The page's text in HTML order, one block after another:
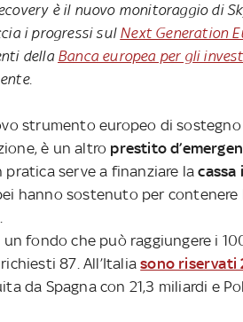
è il nuovo monitoraggio di
i progressi sulNext Generation
della Banca europea per gli
strumento europeo di
è un altro prestito
pratica serve a finanziare lacassa
hanno sostenuto per
fondo che può raggiungere i
87. All’Italiasono riservati
da Spagna con 21,3 miliardi e